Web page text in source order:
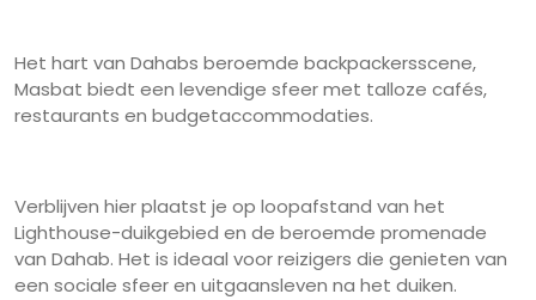
Het hart van Dahabs beroemde backpackersscene,
Masbat biedt een levendige sfeer met talloze cafés,
restaurants en budgetaccommodaties.
Verblijven hier plaatst je op loopafstand van het
Lighthouse-duikgebied en de beroemde promenade
van Dahab. Het is ideaal voor reizigers die genieten van
een sociale sfeer en uitgaansleven na het duiken.